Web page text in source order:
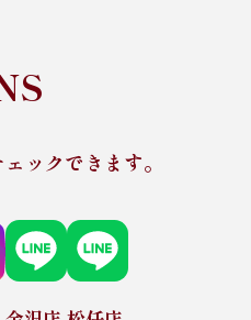
ックできます。